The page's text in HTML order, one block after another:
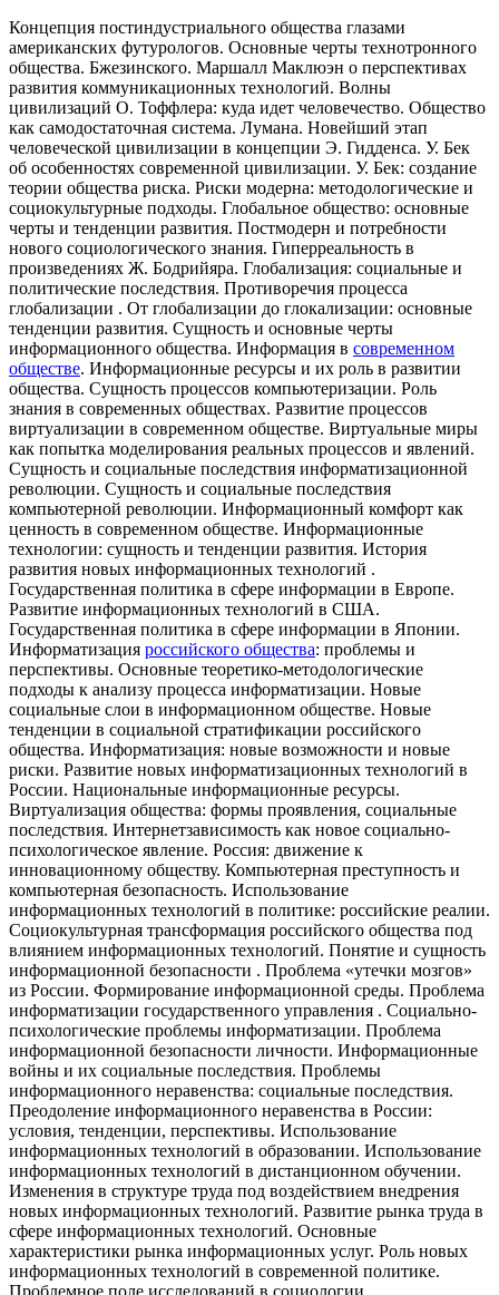
Концепция постиндустриального общества глазами
американских футурологов. Основные черты технотронного
общества. Бжезинского. Маршалл Маклюэн о перспективах
развития коммуникационных технологий. Волны
цивилизаций О. Тоффлера: куда идет человечество. Общество
как самодостаточная система. Лумана. Новейший этап
человеческой цивилизации в концепции Э. Гидденса. У. Бек
об особенностях современной цивилизации. У. Бек: создание
теории общества риска. Риски модерна: методологические и
социокультурные подходы. Глобальное общество: основные
черты и тенденции развития. Постмодерн и потребности
нового социологического знания. Гиперреальность в
произведениях Ж. Бодрийяра. Глобализация: социальные и
политические последствия. Противоречия процесса
глобализации . От глобализации до глокализации: основные
тенденции развития. Сущность и основные черты
информационного общества. Информация в современном
обществе. Информационные ресурсы и их роль в развитии
общества. Сущность процессов компьютеризации. Роль
знания в современных обществах. Развитие процессов
виртуализации в современном обществе. Виртуальные миры
как попытка моделирования реальных процессов и явлений.
Сущность и социальные последствия информатизационной
революции. Сущность и социальные последствия
компьютерной революции. Информационный комфорт как
ценность в современном обществе. Информационные
технологии: сущность и тенденции развития. История
развития новых информационных технологий .
Государственная политика в сфере информации в Европе.
Развитие информационных технологий в США.
Государственная политика в сфере информации в Японии.
Информатизация российского общества: проблемы и
перспективы. Основные теоретико-методологические
подходы к анализу процесса информатизации. Новые
социальные слои в информационном обществе. Новые
тенденции в социальной стратификации российского
общества. Информатизация: новые возможности и новые
риски. Развитие новых информатизационных технологий в
России. Национальные информационные ресурсы.
Виртуализация общества: формы проявления, социальные
последствия. Интернетзависимость как новое социально-
психологическое явление. Россия: движение к
инновационному обществу. Компьютерная преступность и
компьютерная безопасность. Использование
информационных технологий в политике: российские реалии.
Социокультурная трансформация российского общества под
влиянием информационных технологий. Понятие и сущность
информационной безопасности . Проблема «утечки мозгов»
из России. Формирование информационной среды. Проблема
информатизации государственного управления . Социально-
психологические проблемы информатизации. Проблема
информационной безопасности личности. Информационные
войны и их социальные последствия. Проблемы
информационного неравенства: социальные последствия.
Преодоление информационного неравенства в России:
условия, тенденции, перспективы. Использование
информационных технологий в образовании. Использование
информационных технологий в дистанционном обучении.
Изменения в структуре труда под воздействием внедрения
новых информационных технологий. Развитие рынка труда в
сфере информационных технологий. Основные
характеристики рынка информационных услуг. Роль новых
информационных технологий в современной политике.
Проблемное поле исследований в социологии